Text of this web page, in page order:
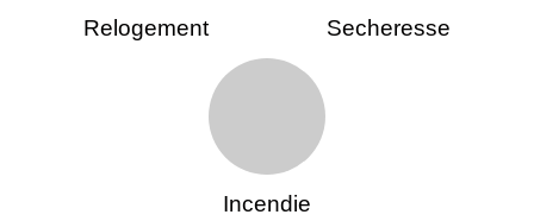
Relogement Secheresse
Incendie